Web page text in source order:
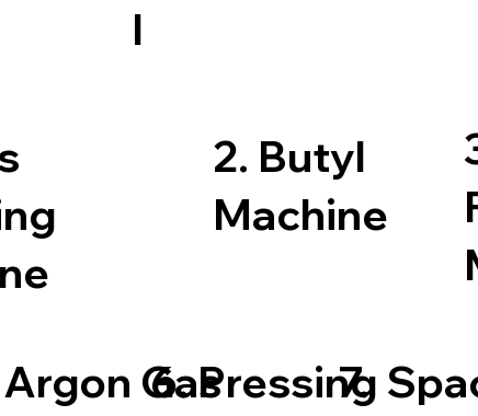
2. Butyl
Machine
Gas
6. Pressing
7.
l